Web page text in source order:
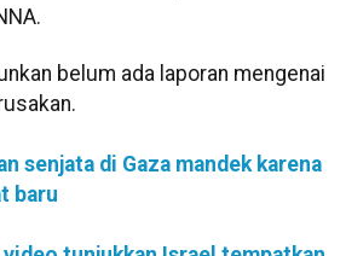
belum ada laporan mengenai
senjata di Gaza mandek karena
baru